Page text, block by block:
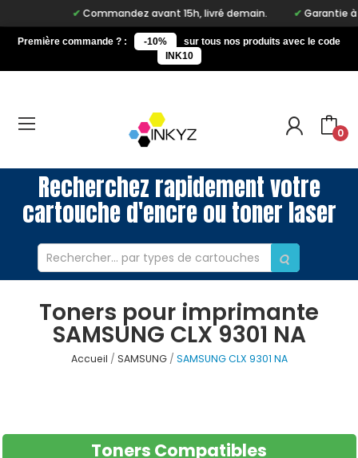
Commandez avant 15h, livré demain. Garantie à
Première commande ? : -10%
sur tous nos produits avec le code
INK10
0
Recherchez rapidement votre
cartouche d'encre ou toner laser
Toners pour imprimante
SAMSUNG CLX 9301 NA
Accueil SAMSUNG SAMSUNG CLX 9301 NA
Toners Compatibles